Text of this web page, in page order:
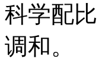
科学配比
调和。